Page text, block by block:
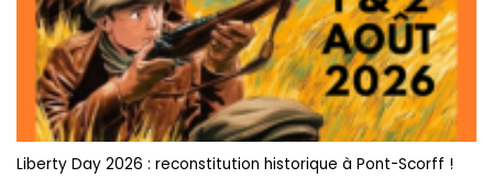
Liberty Day 2026 : reconstitution historique à Pont-Scorff !